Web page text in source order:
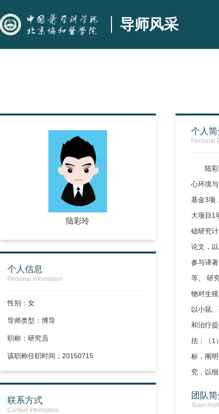
导师风采
陆彩玲
个人信息
Personal Information
性别：女
导师类型：博导
职称：研究员
该职称任职时间：20150715
联系方式
Contact Information
个人
Personal
陆
心环境
基金3项
大项目1
础研究
论文，
参与译
等。 研
物对生
以小鼠
和治疗
括：（1
标，阐
究，以
团队
Team